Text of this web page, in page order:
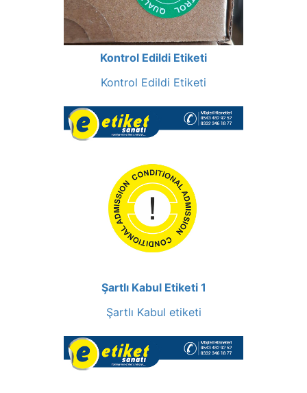
Kontrol Edildi Etiketi
Kontrol Edildi Etiketi
Şartlı Kabul Etiketi 1
Şartlı Kabul etiketi